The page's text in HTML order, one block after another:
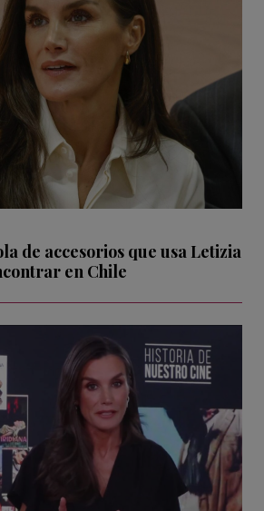
de accesorios que usa Letizia
en Chile